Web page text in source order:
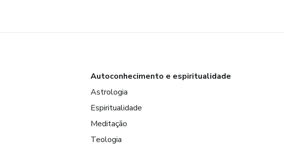
Autoconhecimento e espiritualidade
Astrologia
Espiritualidade
Meditação
Teologia